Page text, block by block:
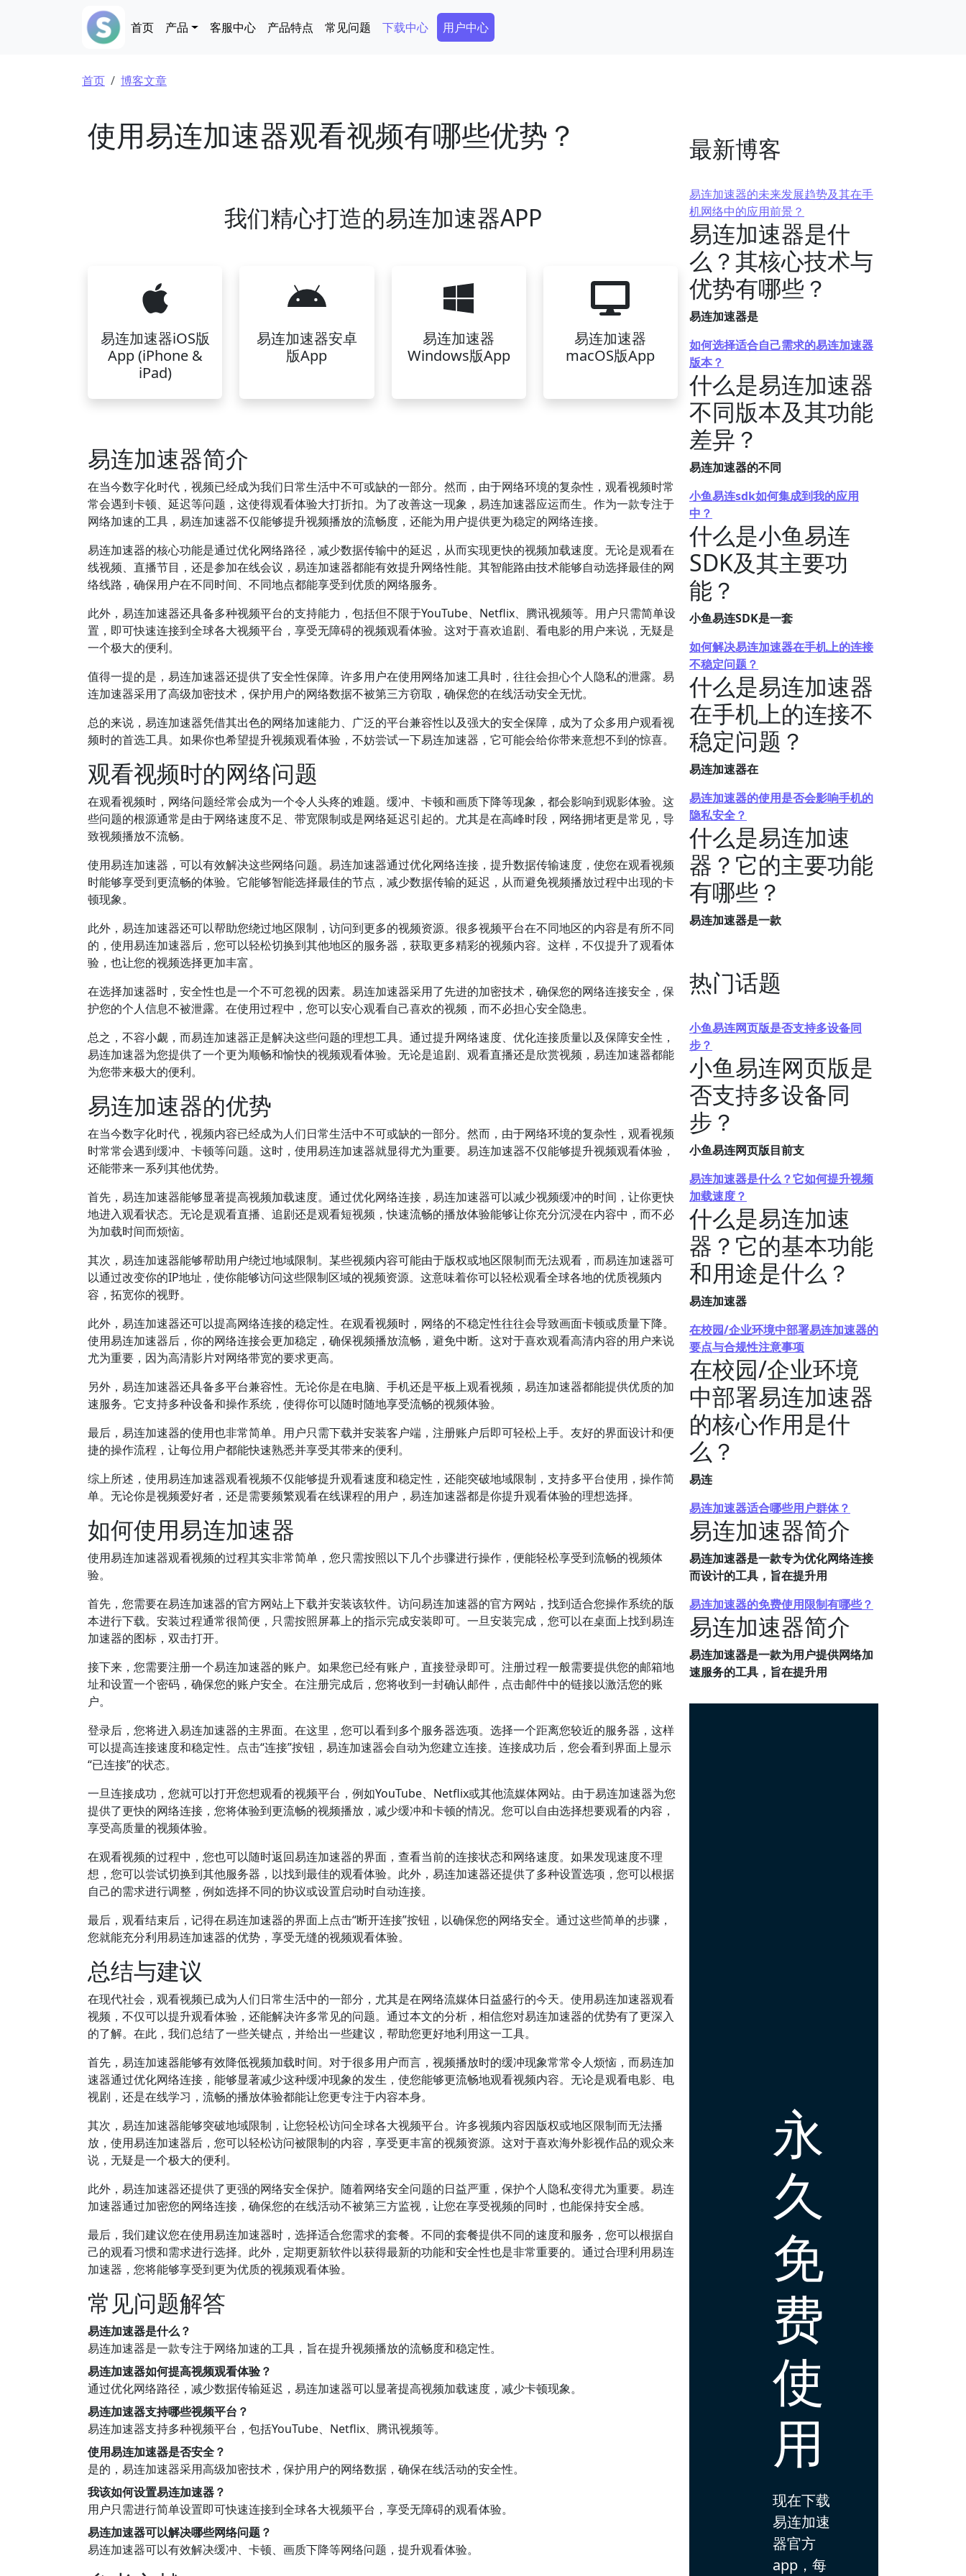
Main navigation
首页 产品 客服中心 产品特点 常见问题 下载中心 Secondary Menu
用户中心
面包屑
首页 博客文章
使用易连加速器观看视频有哪些优势？
我们精心打造的易连加速器APP
易连加速器iOS版
App (iPhone &
iPad)
易连加速器安卓
版App
易连加速器
Windows版App
易连加速器
macOS版App
易连加速器简介
在当今数字化时代，视频已经成为我们日常生活中不可或缺的一部分。然而，由于网络环境的复杂性，观看视频时常
常会遇到卡顿、延迟等问题，这使得观看体验大打折扣。为了改善这一现象，易连加速器应运而生。作为一款专注于
网络加速的工具，易连加速器不仅能够提升视频播放的流畅度，还能为用户提供更为稳定的网络连接。
易连加速器的核心功能是通过优化网络路径，减少数据传输中的延迟，从而实现更快的视频加载速度。无论是观看在
线视频、直播节目，还是参加在线会议，易连加速器都能有效提升网络性能。其智能路由技术能够自动选择最佳的网
络线路，确保用户在不同时间、不同地点都能享受到优质的网络服务。
此外，易连加速器还具备多种视频平台的支持能力，包括但不限于YouTube、Netflix、腾讯视频等。用户只需简单设
置，即可快速连接到全球各大视频平台，享受无障碍的视频观看体验。这对于喜欢追剧、看电影的用户来说，无疑是
一个极大的便利。
值得一提的是，易连加速器还提供了安全性保障。许多用户在使用网络加速工具时，往往会担心个人隐私的泄露。易
连加速器采用了高级加密技术，保护用户的网络数据不被第三方窃取，确保您的在线活动安全无忧。
总的来说，易连加速器凭借其出色的网络加速能力、广泛的平台兼容性以及强大的安全保障，成为了众多用户观看视
频时的首选工具。如果你也希望提升视频观看体验，不妨尝试一下易连加速器，它可能会给你带来意想不到的惊喜。
观看视频时的网络问题
在观看视频时，网络问题经常会成为一个令人头疼的难题。缓冲、卡顿和画质下降等现象，都会影响到观影体验。这
些问题的根源通常是由于网络速度不足、带宽限制或是网络延迟引起的。尤其是在高峰时段，网络拥堵更是常见，导
致视频播放不流畅。
使用易连加速器，可以有效解决这些网络问题。易连加速器通过优化网络连接，提升数据传输速度，使您在观看视频
时能够享受到更流畅的体验。它能够智能选择最佳的节点，减少数据传输的延迟，从而避免视频播放过程中出现的卡
顿现象。
此外，易连加速器还可以帮助您绕过地区限制，访问到更多的视频资源。很多视频平台在不同地区的内容是有所不同
的，使用易连加速器后，您可以轻松切换到其他地区的服务器，获取更多精彩的视频内容。这样，不仅提升了观看体
验，也让您的视频选择更加丰富。
在选择加速器时，安全性也是一个不可忽视的因素。易连加速器采用了先进的加密技术，确保您的网络连接安全，保
护您的个人信息不被泄露。在使用过程中，您可以安心观看自己喜欢的视频，而不必担心安全隐患。
总之，不容小觑，而易连加速器正是解决这些问题的理想工具。通过提升网络速度、优化连接质量以及保障安全性，
易连加速器为您提供了一个更为顺畅和愉快的视频观看体验。无论是追剧、观看直播还是欣赏视频，易连加速器都能
为您带来极大的便利。
易连加速器的优势
在当今数字化时代，视频内容已经成为人们日常生活中不可或缺的一部分。然而，由于网络环境的复杂性，观看视频
时常常会遇到缓冲、卡顿等问题。这时，使用易连加速器就显得尤为重要。易连加速器不仅能够提升视频观看体验，
还能带来一系列其他优势。
首先，易连加速器能够显著提高视频加载速度。通过优化网络连接，易连加速器可以减少视频缓冲的时间，让你更快
地进入观看状态。无论是观看直播、追剧还是观看短视频，快速流畅的播放体验能够让你充分沉浸在内容中，而不必
为加载时间而烦恼。
其次，易连加速器能够帮助用户绕过地域限制。某些视频内容可能由于版权或地区限制而无法观看，而易连加速器可
以通过改变你的IP地址，使你能够访问这些限制区域的视频资源。这意味着你可以轻松观看全球各地的优质视频内
容，拓宽你的视野。
此外，易连加速器还可以提高网络连接的稳定性。在观看视频时，网络的不稳定性往往会导致画面卡顿或质量下降。
使用易连加速器后，你的网络连接会更加稳定，确保视频播放流畅，避免中断。这对于喜欢观看高清内容的用户来说
尤为重要，因为高清影片对网络带宽的要求更高。
另外，易连加速器还具备多平台兼容性。无论你是在电脑、手机还是平板上观看视频，易连加速器都能提供优质的加
速服务。它支持多种设备和操作系统，使得你可以随时随地享受流畅的视频体验。
最后，易连加速器的使用也非常简单。用户只需下载并安装客户端，注册账户后即可轻松上手。友好的界面设计和便
捷的操作流程，让每位用户都能快速熟悉并享受其带来的便利。
综上所述，使用易连加速器观看视频不仅能够提升观看速度和稳定性，还能突破地域限制，支持多平台使用，操作简
单。无论你是视频爱好者，还是需要频繁观看在线课程的用户，易连加速器都是你提升观看体验的理想选择。
如何使用易连加速器
使用易连加速器观看视频的过程其实非常简单，您只需按照以下几个步骤进行操作，便能轻松享受到流畅的视频体
验。
首先，您需要在易连加速器的官方网站上下载并安装该软件。访问易连加速器的官方网站，找到适合您操作系统的版
本进行下载。安装过程通常很简便，只需按照屏幕上的指示完成安装即可。一旦安装完成，您可以在桌面上找到易连
加速器的图标，双击打开。
接下来，您需要注册一个易连加速器的账户。如果您已经有账户，直接登录即可。注册过程一般需要提供您的邮箱地
址和设置一个密码，确保您的账户安全。在注册完成后，您将收到一封确认邮件，点击邮件中的链接以激活您的账
户。
登录后，您将进入易连加速器的主界面。在这里，您可以看到多个服务器选项。选择一个距离您较近的服务器，这样
可以提高连接速度和稳定性。点击“连接”按钮，易连加速器会自动为您建立连接。连接成功后，您会看到界面上显示
“已连接”的状态。
一旦连接成功，您就可以打开您想观看的视频平台，例如YouTube、Netflix或其他流媒体网站。由于易连加速器为您
提供了更快的网络连接，您将体验到更流畅的视频播放，减少缓冲和卡顿的情况。您可以自由选择想要观看的内容，
享受高质量的视频体验。
在观看视频的过程中，您也可以随时返回易连加速器的界面，查看当前的连接状态和网络速度。如果发现速度不理
想，您可以尝试切换到其他服务器，以找到最佳的观看体验。此外，易连加速器还提供了多种设置选项，您可以根据
自己的需求进行调整，例如选择不同的协议或设置启动时自动连接。
最后，观看结束后，记得在易连加速器的界面上点击“断开连接”按钮，以确保您的网络安全。通过这些简单的步骤，
您就能充分利用易连加速器的优势，享受无缝的视频观看体验。
总结与建议
在现代社会，观看视频已成为人们日常生活中的一部分，尤其是在网络流媒体日益盛行的今天。使用易连加速器观看
视频，不仅可以提升观看体验，还能解决许多常见的问题。通过本文的分析，相信您对易连加速器的优势有了更深入
的了解。在此，我们总结了一些关键点，并给出一些建议，帮助您更好地利用这一工具。
首先，易连加速器能够有效降低视频加载时间。对于很多用户而言，视频播放时的缓冲现象常常令人烦恼，而易连加
速器通过优化网络连接，能够显著减少这种缓冲现象的发生，使您能够更流畅地观看视频内容。无论是观看电影、电
视剧，还是在线学习，流畅的播放体验都能让您更专注于内容本身。
其次，易连加速器能够突破地域限制，让您轻松访问全球各大视频平台。许多视频内容因版权或地区限制而无法播
放，使用易连加速器后，您可以轻松访问被限制的内容，享受更丰富的视频资源。这对于喜欢海外影视作品的观众来
说，无疑是一个极大的便利。
此外，易连加速器还提供了更强的网络安全保护。随着网络安全问题的日益严重，保护个人隐私变得尤为重要。易连
加速器通过加密您的网络连接，确保您的在线活动不被第三方监视，让您在享受视频的同时，也能保持安全感。
最后，我们建议您在使用易连加速器时，选择适合您需求的套餐。不同的套餐提供不同的速度和服务，您可以根据自
己的观看习惯和需求进行选择。此外，定期更新软件以获得最新的功能和安全性也是非常重要的。通过合理利用易连
加速器，您将能够享受到更为优质的视频观看体验。
常见问题解答
易连加速器是什么？
易连加速器是一款专注于网络加速的工具，旨在提升视频播放的流畅度和稳定性。
易连加速器如何提高视频观看体验？
通过优化网络路径，减少数据传输延迟，易连加速器可以显著提高视频加载速度，减少卡顿现象。
易连加速器支持哪些视频平台？
易连加速器支持多种视频平台，包括YouTube、Netflix、腾讯视频等。
使用易连加速器是否安全？
是的，易连加速器采用高级加密技术，保护用户的网络数据，确保在线活动的安全性。
我该如何设置易连加速器？
用户只需进行简单设置即可快速连接到全球各大视频平台，享受无障碍的观看体验。
易连加速器可以解决哪些网络问题？
易连加速器可以有效解决缓冲、卡顿、画质下降等网络问题，提升观看体验。
最新博客
易连加速器的未来发展趋势及其在手
机网络中的应用前景？
易连加速器是什
么？其核心技术与
优势有哪些？
易连加速器是
如何选择适合自己需求的易连加速器
版本？
什么是易连加速器
不同版本及其功能
差异？
易连加速器的不同
小鱼易连sdk如何集成到我的应用
中？
什么是小鱼易连
SDK及其主要功
能？
小鱼易连SDK是一套
如何解决易连加速器在手机上的连接
不稳定问题？
什么是易连加速器
在手机上的连接不
稳定问题？
易连加速器在
易连加速器的使用是否会影响手机的
隐私安全？
什么是易连加速
器？它的主要功能
有哪些？
易连加速器是一款
热门话题
小鱼易连网页版是否支持多设备同
步？
小鱼易连网页版是
否支持多设备同
步？
小鱼易连网页版目前支
易连加速器是什么？它如何提升视频
加载速度？
什么是易连加速
器？它的基本功能
和用途是什么？
易连加速器
在校园/企业环境中部署易连加速器的
要点与合规性注意事项
在校园/企业环境
中部署易连加速器
的核心作用是什
么？
易连
易连加速器适合哪些用户群体？
易连加速器简介
易连加速器是一款专为优化网络连接
而设计的工具，旨在提升用
易连加速器的免费使用限制有哪些？
易连加速器简介
易连加速器是一款为用户提供网络加
速服务的工具，旨在提升用
永
久
免
费
使
用
现在下载
易连加速
器官方
app，每